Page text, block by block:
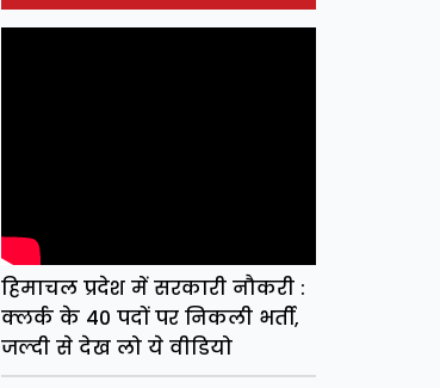
हिमाचल प्रदेश में सरकारी नौकरी :
क्लर्क के 40 पदों पर निकली भर्ती,
जल्दी से देख लो ये वीडियो